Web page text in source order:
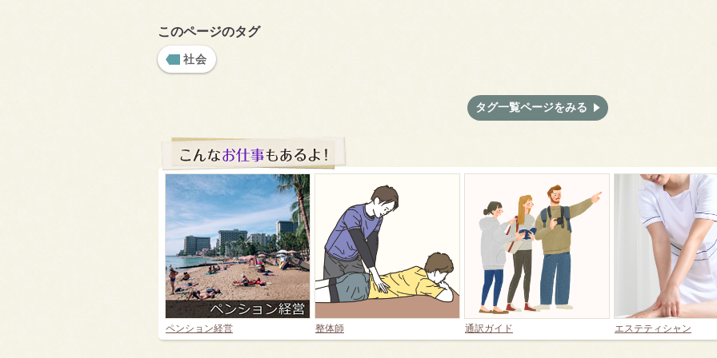
このページのタグ
社会
タグ一覧ページをみる
ペンション経営 整体師 通訳ガイド エステティシャン